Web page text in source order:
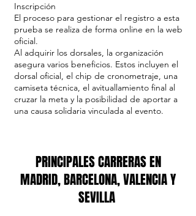
Inscripción
El proceso para gestionar el registro a esta
prueba se realiza de forma online en la web
oficial.
Al adquirir los dorsales, la organización
asegura varios beneficios. Estos incluyen el
dorsal oficial, el chip de cronometraje, una
camiseta técnica, el avituallamiento final al
cruzar la meta y la posibilidad de aportar a
una causa solidaria vinculada al evento.
PRINCIPALES CARRERAS EN
MADRID, BARCELONA, VALENCIA Y
SEVILLA